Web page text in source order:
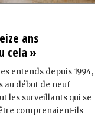
ans
cela »
entends depuis 1994,
au début de neuf
les surveillants qui se
comprenaient-ils